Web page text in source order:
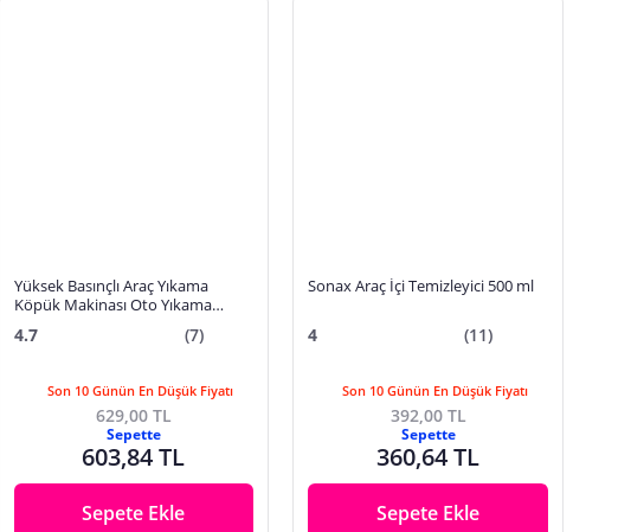
Yüksek Basınçlı Araç Yıkama
Köpük Makinası Oto Yıkama
Eldivenli Set
4.7 (7)
Son 10 Günün En Düşük Fiyatı
629,00 TL
Sepette
603,84 TL
Sepete Ekle
Sonax Araç İçi Temizleyici 500 ml
4 (11)
Son 10 Günün En Düşük Fiyatı
392,00 TL
Sepette
360,64 TL
Sepete Ekle